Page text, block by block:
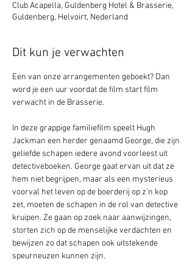
Club Acapella, Guldenberg Hotel & Brasserie,
Guldenberg, Helvoirt, Nederland
Dit kun je verwachten
Een van onze arrangementen geboekt? Dan
word je een uur voordat de film start film
verwacht in de Brasserie.
In deze grappige familiefilm speelt Hugh
Jackman een herder genaamd George, die zijn
geliefde schapen iedere avond voorleest uit
detectiveboeken. George gaat ervan uit dat ze
hem niet begrijpen, maar als een mysterieus
voorval het leven op de boerderij op z’n kop
zet, moeten de schapen in de rol van detective
kruipen. Ze gaan op zoek naar aanwijzingen,
storten zich op de menselijke verdachten en
bewijzen zo dat schapen ook uitstekende
speurneuzen kunnen zijn.